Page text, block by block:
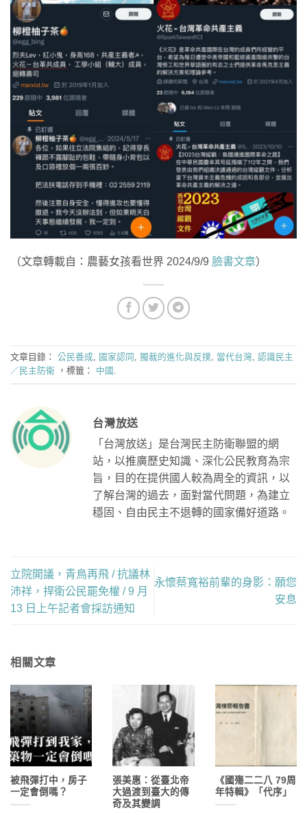
（文章轉載自：農藝女孩看世界 2024/9/9 臉書文章）
文章目錄： 公民養成 國家認同 獨裁的進化與反撲 當代台灣 認識民主
／民主防衛 ，標籤： 中國
台灣放送
「台灣放送」是台灣民主防衛聯盟的網
站，以推廣歷史知識、深化公民教育為宗
旨，目的在提供國人較為周全的資訊，以
了解台灣的過去，面對當代問題，為建立
穩固、自由民主不退轉的國家備好道路。
立院開議，青鳥再飛 / 抗議林
沛祥，捍衛公民罷免權 / 9 月
13 日上午記者會採訪通知
永懷蔡寬裕前輩的身影：願您
安息
相關文章
被飛彈打中，房子
一定會倒嗎？
張美惠：從臺北帝
大過渡到臺大的傳
奇及其變調
《國殤二二八 79周
年特輯》「代序」